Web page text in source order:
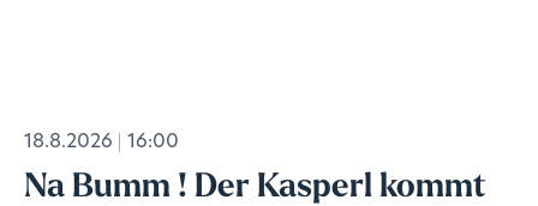
18.8.2026 16:00
Na Bumm ! Der Kasperl kommt